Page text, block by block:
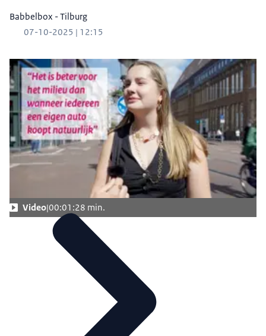
Babbelbox - Tilburg
07-10-2025 | 12:15
Video 00:01:28 min.